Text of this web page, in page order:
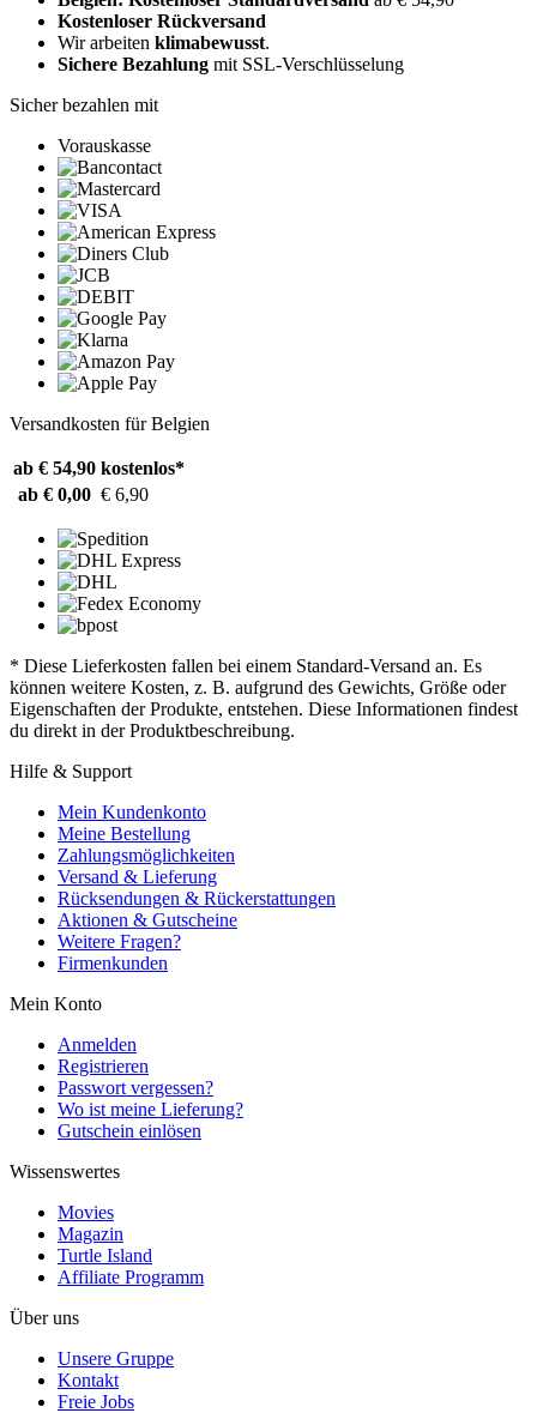
Kostenloser Rückversand
Wir arbeiten klimabewusst.
Sichere Bezahlung mit SSL-Verschlüsselung
Sicher bezahlen mit
Vorauskasse
Versandkosten für Belgien
ab € 54,90 kostenlos*
ab € 0,00 € 6,90
* Diese Lieferkosten fallen bei einem Standard-Versand an. Es
können weitere Kosten, z. B. aufgrund des Gewichts, Größe oder
Eigenschaften der Produkte, entstehen. Diese Informationen findest
du direkt in der Produktbeschreibung.
Hilfe & Support
Mein Kundenkonto
Meine Bestellung
Zahlungsmöglichkeiten
Versand & Lieferung
Rücksendungen & Rückerstattungen
Aktionen & Gutscheine
Weitere Fragen?
Firmenkunden
Mein Konto
Anmelden
Registrieren
Passwort vergessen?
Wo ist meine Lieferung?
Gutschein einlösen
Wissenswertes
Movies
Magazin
Turtle Island
Affiliate Programm
Über uns
Unsere Gruppe
Kontakt
Freie Jobs